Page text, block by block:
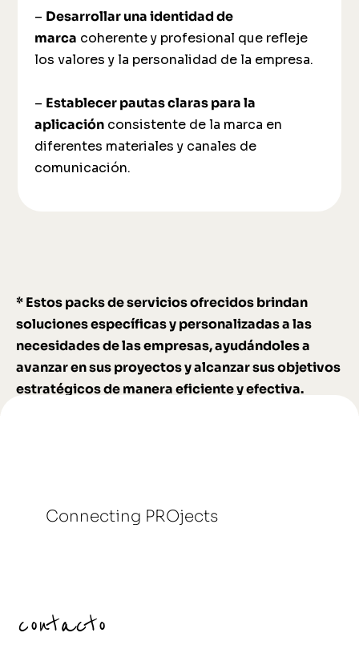
– Desarrollar una identidad de
marca coherente y profesional que refleje
los valores y la personalidad de la empresa.
– Establecer pautas claras para la
aplicaciónconsistente de la marca en
diferentes materiales y canales de
comunicación.
* Estos packs de servicios ofrecidos brindan
soluciones específicas y personalizadas a las
necesidades de las empresas, ayudándoles a
avanzar en sus proyectos y alcanzar sus objetivos
estratégicos de manera eficiente y efectiva.
Connecting PROjects
contacto